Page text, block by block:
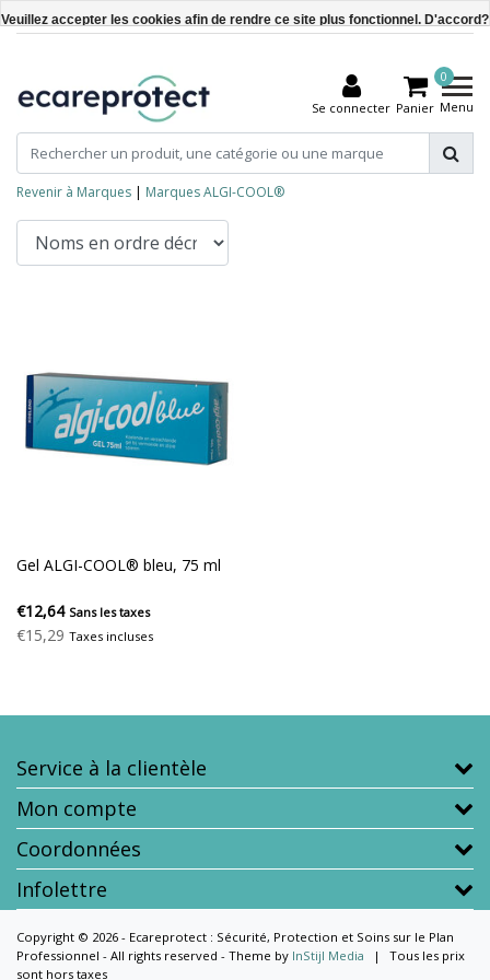
Se connecter
0
Panier Menu
Revenir à Marques | MarquesALGI-COOL®
Gel ALGI-COOL® bleu, 75 ml
€12,64 Sans les taxes
€15,29 Taxes incluses
Service à la clientèle
Mon compte
Coordonnées
Infolettre
Copyright © 2026 - Ecareprotect : Sécurité, Protection et Soins sur le Plan
Professionnel - All rights reserved - Theme by InStijl Media |
Tous les prix
sont hors taxes
Veuillez accepter les cookies afin de rendre ce site plus fonctionnel. D'accord?